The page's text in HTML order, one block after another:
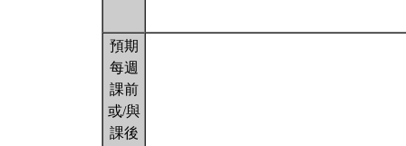
預期
每週
課前
或/與
課後